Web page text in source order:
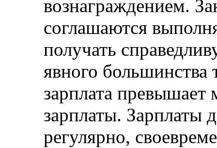
вознаграждением.
соглашаются
получать
явного большинства
зарплата
зарплаты. Зарплаты
регулярно,